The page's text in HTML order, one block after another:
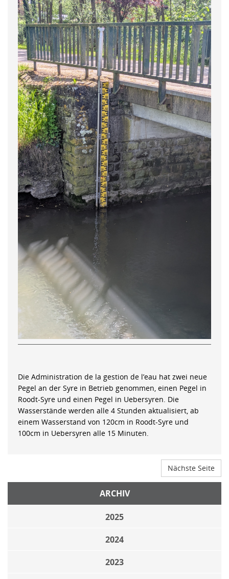
Die Administration de la gestion de l’eau hat zwei neue
Pegel an der Syre in Betrieb genommen, einen Pegel in
Roodt-Syre und einen Pegel in Uebersyren. Die
Wasserstände werden alle 4 Stunden aktualisiert, ab
einem Wasserstand von 120cm in Roodt-Syre und
100cm in Uebersyren alle 15 Minuten.
Nächste Seite
ARCHIV
2025
2024
2023